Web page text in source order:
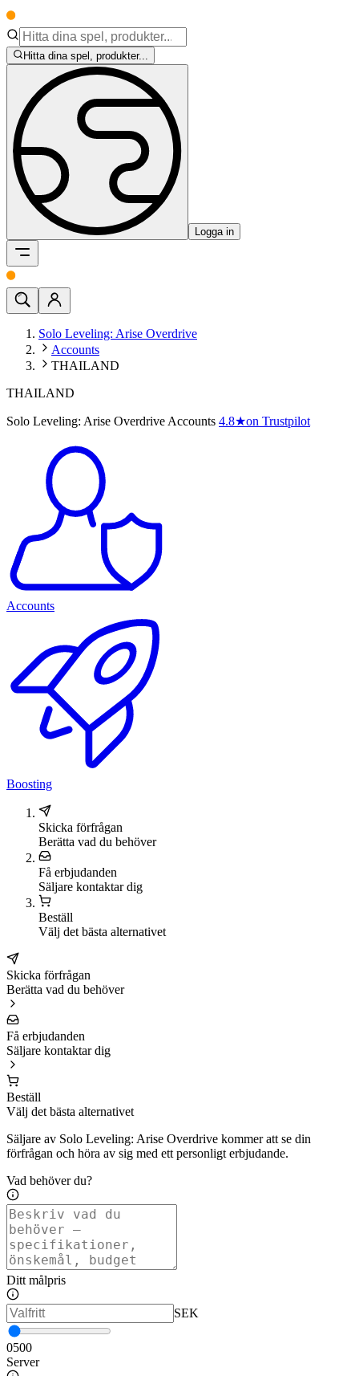
Hitta dina spel, produkter...
Logga in
Solo Leveling: Arise Overdrive
Accounts
THAILAND
THAILAND
Solo Leveling: Arise Overdrive Accounts 4.8★on Trustpilot
Accounts
Boosting
Skicka förfrågan
Berätta vad du behöver
Få erbjudanden
Säljare kontaktar dig
Beställ
Välj det bästa alternativet
Skicka förfrågan
Berätta vad du behöver
Få erbjudanden
Säljare kontaktar dig
Beställ
Välj det bästa alternativet
Säljare av Solo Leveling: Arise Overdrive kommer att se din
förfrågan och höra av sig med ett personligt erbjudande.
Vad behöver du?
Ditt målpris
SEK
0500
Server